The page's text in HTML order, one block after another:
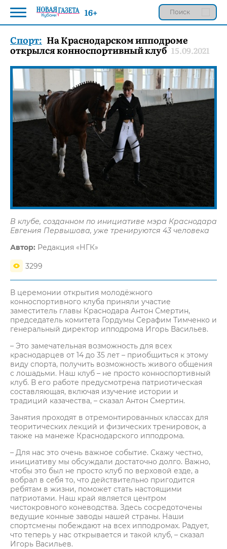
Спорт: На Краснодарском ипподроме
открылся конноспортивный клуб 15.09.2021
В клубе, созданном по инициативе мэра Краснодара
Евгения Первышова, уже тренируются 43 человека
Автор: Редакция «НГК»
3299
В церемонии открытия молодёжного
конноспортивного клуба приняли участие
заместитель главы Краснодара Антон Смертин,
председатель комитета Гордумы Серафим Тимченко и
генеральный директор ипподрома Игорь Васильев.
– Это замечательная возможность для всех
краснодарцев от 14 до 35 лет – приобщиться к этому
виду спорта, получить возможность живого общения
с лошадьми. Наш клуб – не просто конноспортивный
клуб. В его работе предусмотрена патриотическая
составляющая, включая изучение истории и
традиций казачества, – сказал Антон Смертин.
Занятия проходят в отремонтированных классах для
теоритических лекций и физических тренировок, а
также на манеже Краснодарского ипподрома.
– Для нас это очень важное событие. Скажу честно,
инициативу мы обсуждали достаточно долго. Важно,
чтобы это был не просто клуб по верховой езде, а
вобрал в себя то, что действительно пригодится
ребятам в жизни, поможет стать настоящими
патриотами. Наш край является центром
чистокровного коневодства. Здесь сосредоточены
ведущие конные заводы нашей страны. Наши
спортсмены побеждают на всех ипподромах. Радует,
что теперь у нас открывается и такой клуб, – сказал
Игорь Васильев.
16+